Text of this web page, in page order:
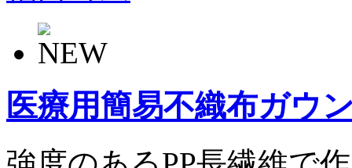
医療用簡易不織布ガウ